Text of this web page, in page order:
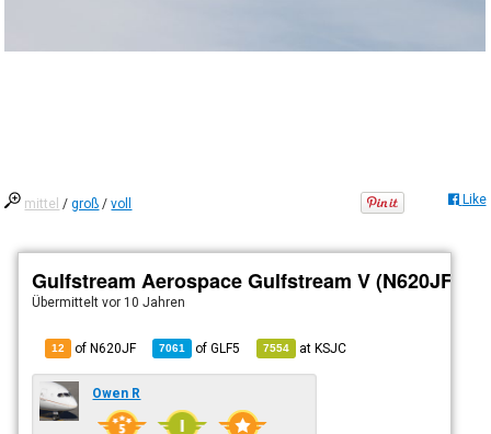
mittel /groß /voll Like
Gulfstream Aerospace Gulfstream V (N620JF)
Übermitteltvor 10 Jahren
12 of N620JF 7061 ofGLF5 7554 atKSJC
Owen R